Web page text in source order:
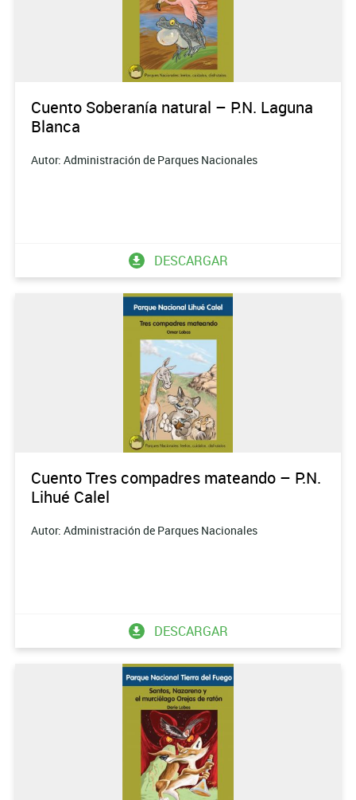
Cuento Soberanía natural – P.N. Laguna
Blanca
Autor: Administración de Parques Nacionales
DESCARGAR
Cuento Tres compadres mateando – P.N.
Lihué Calel
Autor: Administración de Parques Nacionales
DESCARGAR